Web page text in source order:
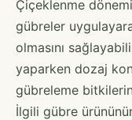
Çiçeklenme
gübreler
olmasını
yaparken dozaj
gübreleme
İlgili gübre